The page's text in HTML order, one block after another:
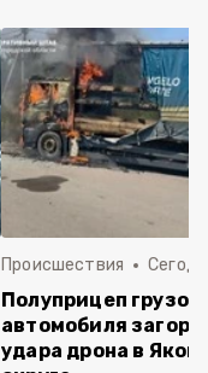
Происшествия
Полуприцеп
автомобиля
удара дрона в